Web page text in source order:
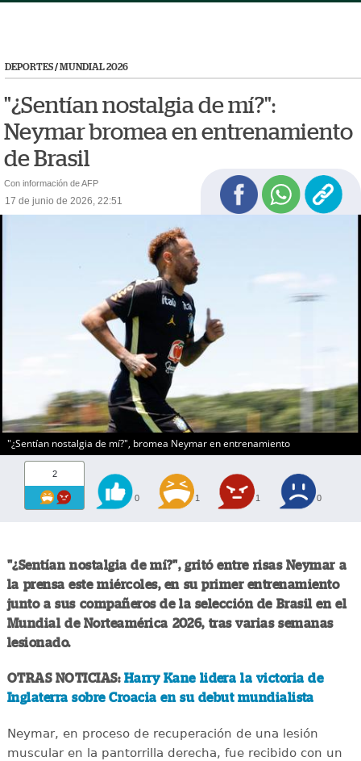
DEPORTES/MUNDIAL 2026
"¿Sentían nostalgia de mí?":
Neymar bromea en entrenamiento
de Brasil
Con información de AFP
17 de junio de 2026, 22:51
"¿Sentían nostalgia de mí?", bromea Neymar en entrenamiento
2
0 1 1 0
"¿Sentían nostalgia de mí?", gritó entre risas Neymar a
la prensa este miércoles, en su primer entrenamiento
junto a sus compañeros de la selección de Brasil en el
Mundial de Norteamérica 2026, tras varias semanas
lesionado.
OTRAS NOTICIAS: Harry Kane lidera la victoria de
Inglaterra sobre Croacia en su debut mundialista
Neymar, en proceso de recuperación de una lesión
muscular en la pantorrilla derecha, fue recibido con un